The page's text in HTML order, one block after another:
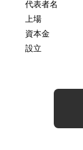
代表者名
上場
資本金
設立